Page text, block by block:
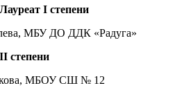
I степени
МБУ ДО ДДК «Радуга»
II степени
МБОУ СШ № 12